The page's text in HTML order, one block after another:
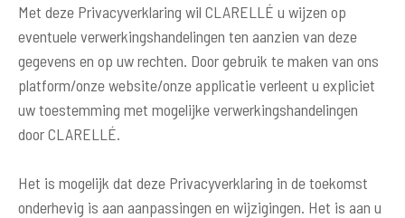
Met deze Privacyverklaring wil CLARELLÉ u wijzen op
eventuele verwerkingshandelingen ten aanzien van deze
gegevens en op uw rechten. Door gebruik te maken van ons
platform/onze website/onze applicatie verleent u expliciet
uw toestemming met mogelijke verwerkingshandelingen
door CLARELLÉ.
Het is mogelijk dat deze Privacyverklaring in de toekomst
onderhevig is aan aanpassingen en wijzigingen. Het is aan u